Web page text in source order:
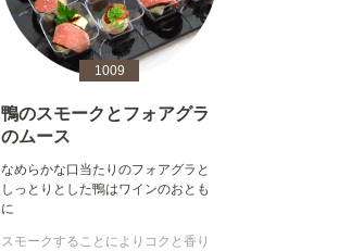
1009
鴨のスモークとフォアグラ
のムース
なめらかな口当たりのフォアグラと
しっとりとした鴨はワインのおとも
に
スモークすることによりコクと香り